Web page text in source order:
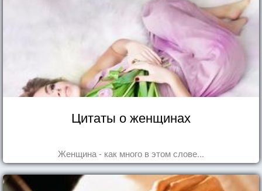
Цитаты о женщинах
Женщина - как много в этом слове...